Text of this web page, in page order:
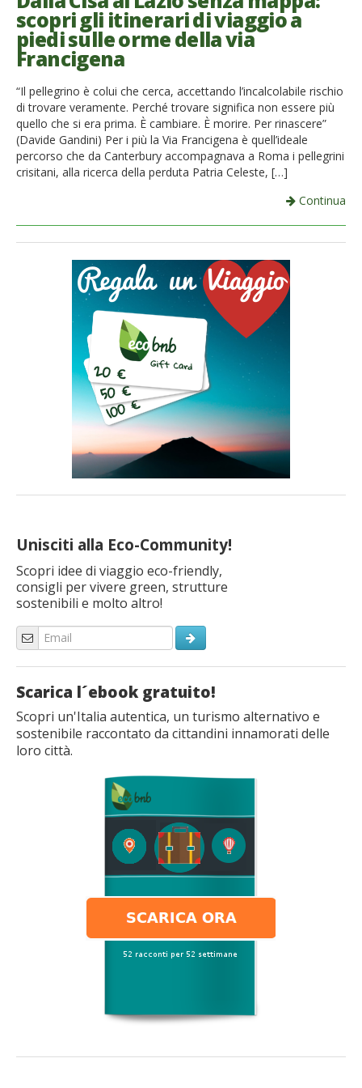
French
Italiano
scopri gli itinerari di viaggio a
piedi sulle orme della via
Francigena
“Il pellegrino è colui che cerca, accettando l’incalcolabile rischio
di trovare veramente. Perché trovare significa non essere più
quello che si era prima. È cambiare. È morire. Per rinascere”
(Davide Gandini) Per i più la Via Francigena è quell’ideale
percorso che da Canterbury accompagnava a Roma i pellegrini
crisitani, alla ricerca della perduta Patria Celeste, […]
Continua
Unisciti alla Eco-Community!
Scopri idee di viaggio eco-friendly,
consigli per vivere green, strutture
sostenibili e molto altro!
Scarica l´ebook gratuito!
Scopri un'Italia autentica, un turismo alternativo e
sostenibile raccontato da cittandini innamorati delle
loro città.